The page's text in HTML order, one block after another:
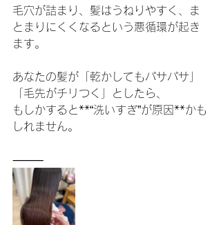
毛穴が詰まり、髪はうねりやすく、ま
とまりにくくなるという悪循環が起き
ます。
あなたの髪が「乾かしてもパサパサ」
「毛先がチリつく」としたら、
もしかすると**“洗いすぎ”が原因**かも
しれません。
⸻